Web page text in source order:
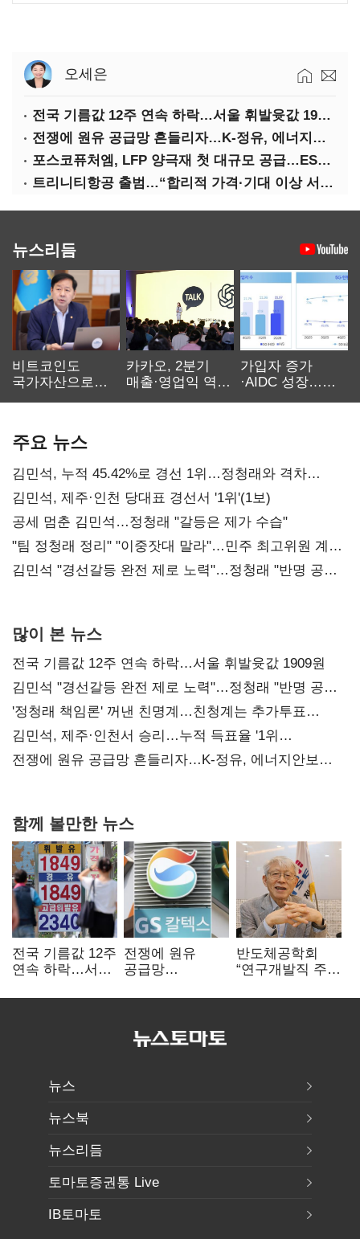
오세은
전국 기름값 12주 연속 하락…서울 휘발윳값 1909원
전쟁에 원유 공급망 흔들리자…K-정유, 에너지안보 핵심으로 재부상
포스코퓨처엠, LFP 양극재 첫 대규모 공급…ESS 시장 공략
트리니티항공 출범…“합리적 가격·기대 이상 서비스로 승부”
뉴스리듬
비트코인도
국가자산으로…'
카카오, 2분기
매출·영업익 역대
가입자 증가
·AIDC 성장…
주요 뉴스
김민석, 누적 45.42%로 경선 1위…정청래와 격차
0.86%p(2보)
김민석, 제주·인천 당대표 경선서 '1위'(1보)
공세 멈춘 김민석…정청래 "갈등은 제가 수습"
"팀 정청래 정리" "이중잣대 말라"…민주 최고위원 계파
다툼 격화
김민석 "경선갈등 완전 제로 노력"…정청래 "반명 공세
많이 본 뉴스
전국 기름값 12주 연속 하락…서울 휘발윳값 1909원
김민석 "경선갈등 완전 제로 노력"…정청래 "반명 공세
사과부터"
'정청래 책임론' 꺼낸 친명계…친청계는 추가투표
때리기
김민석, 제주·인천서 승리…누적 득표율 '1위
탈환'(종합)
전쟁에 원유 공급망 흔들리자…K-정유, 에너지안보
함께 볼만한 뉴스
전국 기름값 12주
연속 하락…서울
전쟁에 원유
공급망
정유, 에너지안보
반도체공학회
“연구개발직 주
개선해야”
뉴스
뉴스북
뉴스리듬
토마토증권통 Live
IB토마토